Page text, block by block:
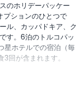
のホリデーパッケー
プションのひとつで
ル、カッパドキア、ク
す。6泊のトルコパッ
星ホテルでの宿泊（毎
回が含まれます。